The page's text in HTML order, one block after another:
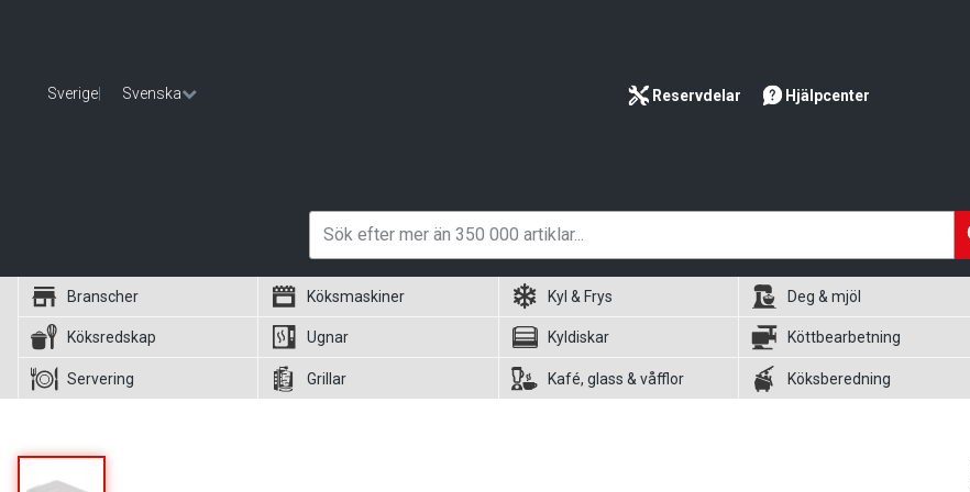
Sverige Svenska Reservdelar Hjälpcenter
Branscher Köksmaskiner Kyl & Frys Deg & mjöl
Köksredskap Ugnar Kyldiskar Köttbearbetning
Servering Grillar Kafé, glass & våfflor Köksberedning